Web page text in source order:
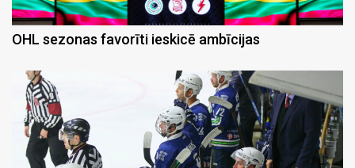
OHL sezonas favorīti ieskicē ambīcijas